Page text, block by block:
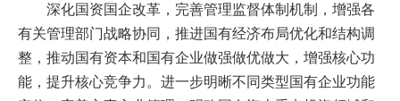
深化国资国企改革，完善管理监督体制机制，增强各
有关管理部门战略协同，推进国有经济布局优化和结构调
整，推动国有资本和国有企业做强做优做大，增强核心功
能，提升核心竞争力。进一步明晰不同类型国有企业功能